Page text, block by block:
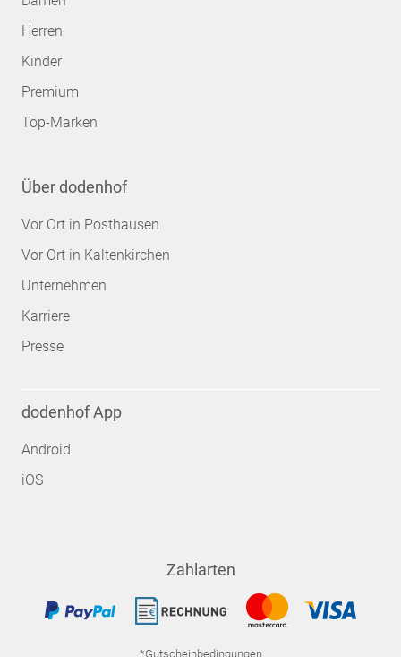
Herren
Kinder
Premium
Top-Marken
Über dodenhof
Vor Ort in Posthausen
Vor Ort in Kaltenkirchen
Unternehmen
Karriere
Presse
dodenhof App
Android
iOS
Zahlarten
*Gutscheinbedingungen